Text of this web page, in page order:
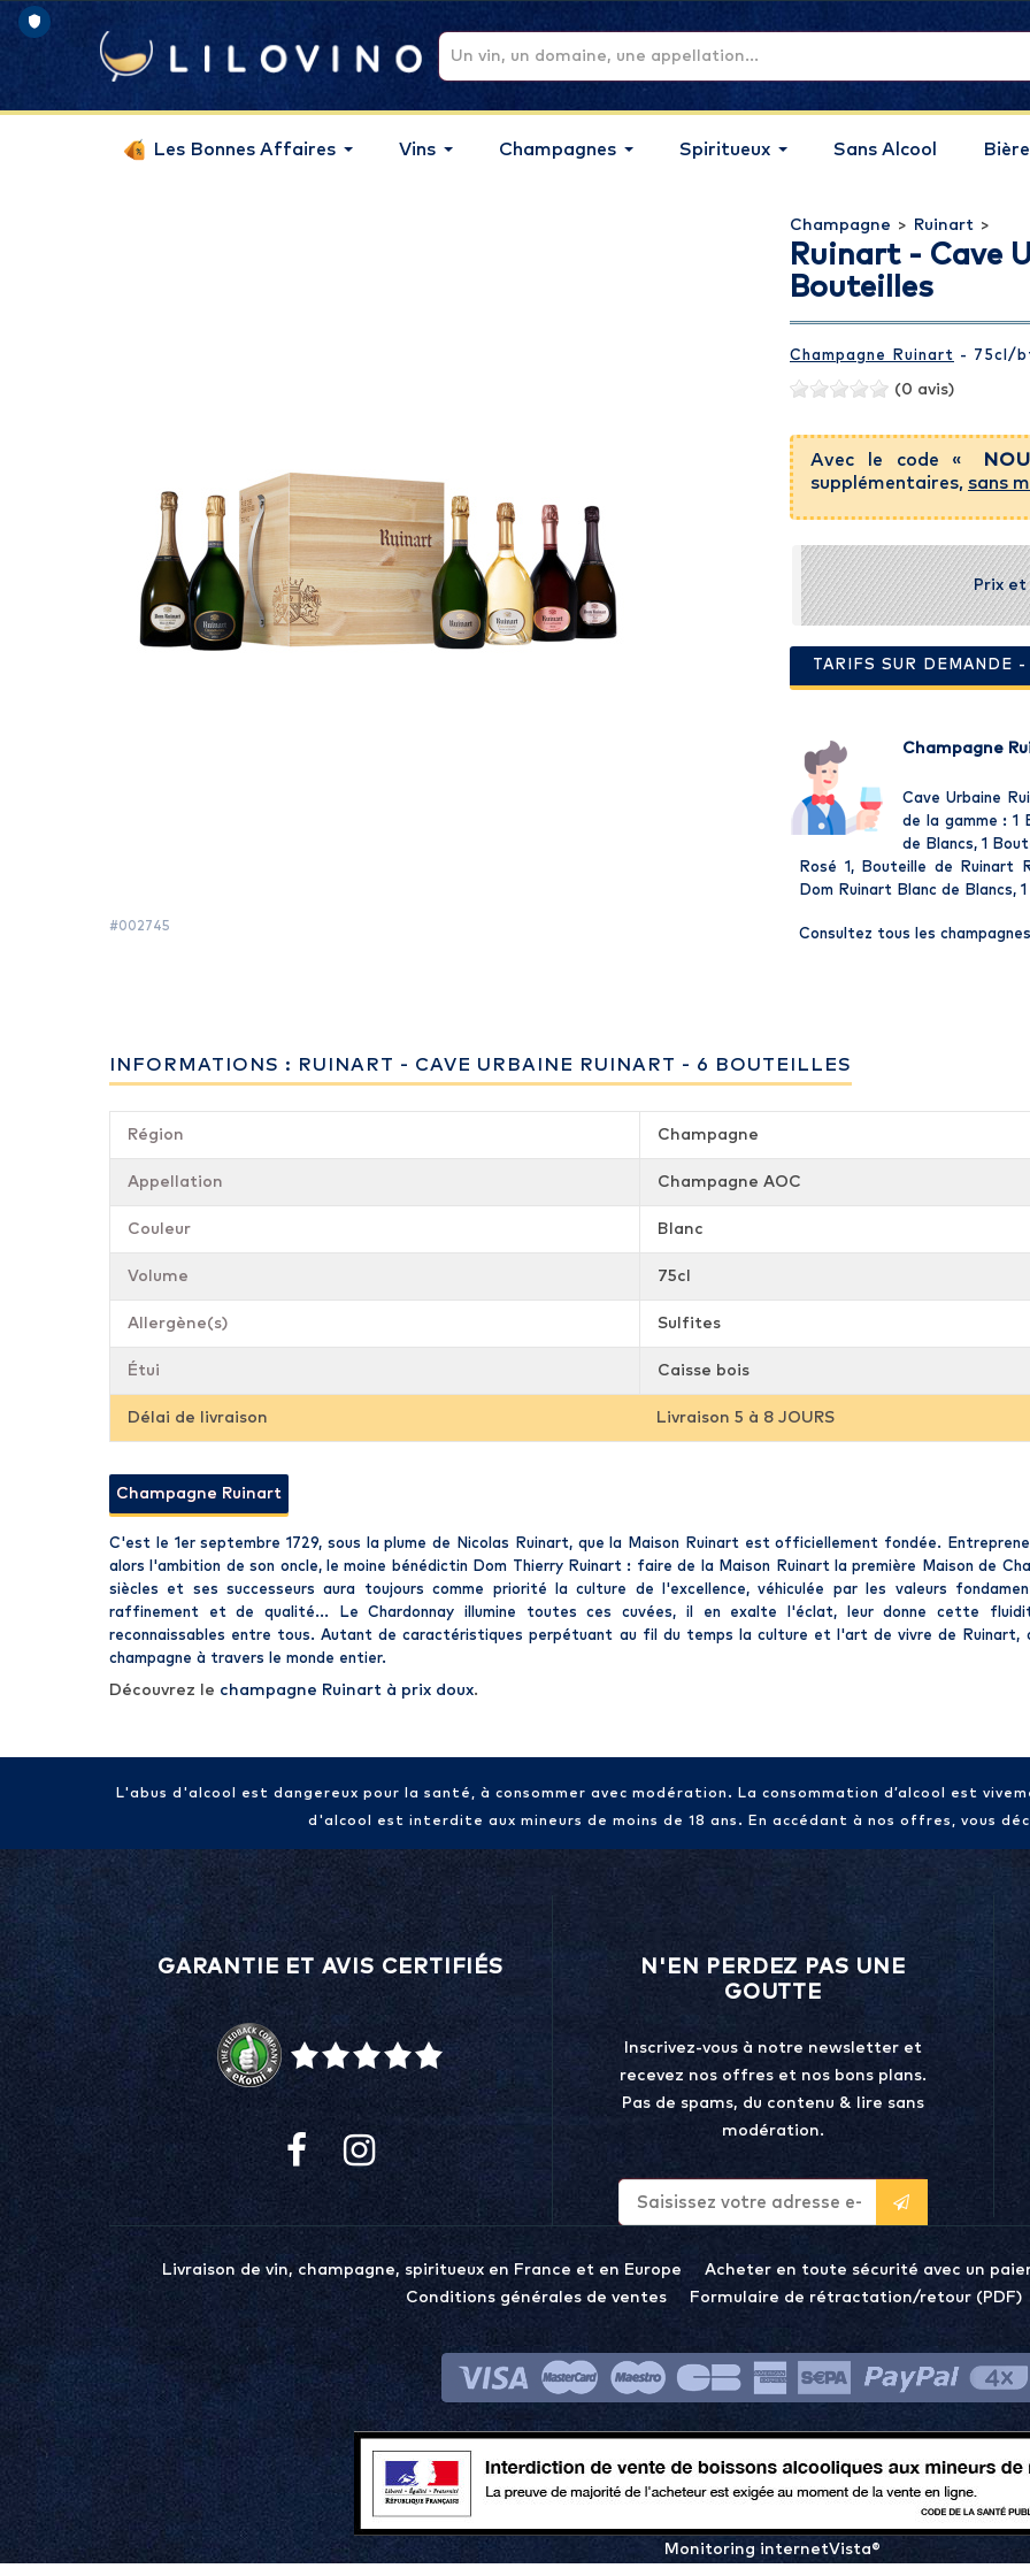
Les Bonnes Affaires Vins Champagnes Spiritueux Sans Alcool
#002745
Champagne > Ruinart >
Ruinart - Cave
Bouteilles
Champagne Ruinart - 75cl /
(0 avis)
Avec le code «
supplémentaires, sans
Prix et
TARIFS SUR DEMANDE
Champagne
Cave Urbaine
de la gamme : 1
de Blancs, 1
Rosé 1, Bouteille de Ruinart
Dom Ruinart Blanc de Blancs,
Consultez tous les
INFORMATIONS : RUINART - CAVE URBAINE RUINART - 6 BOUTEILLES
Région Champagne
Appellation Champagne AOC
Couleur Blanc
Volume 75cl
Allergène(s) Sulfites
Étui Caisse bois
Délai de livraison Livraison 5 à 8 JOURS
Champagne Ruinart
C'est le 1er septembre 1729, sous la plume de Nicolas Ruinart, que la Maison Ruinartest officiellement fondée.
alors l'ambition de son oncle, le moine bénédictin Dom Thierry Ruinart : faire de la Maison Ruinartla première Maisonde
siècles et ses successeurs aura toujours comme priorité la culture de l'excellence, véhiculée par les valeurs
raffinement et de qualité... Le Chardonnay illumine toutes ces cuvées, il en exalte l'éclat, leur donne cette
reconnaissables entre tous. Autant de caractéristiques perpétuant au fil du temps la culture et l'art de vivre de Ruinart,
champagne à travers le monde entier.
Découvrez le champagne Ruinart à prix doux.
L'abus d'alcool est dangereux pour la santé, à consommer avec modération. La consommation d’alcool est
d'alcool est interdite aux mineurs de moins de 18 ans. En accédant à nos offres, vous
GARANTIE ET AVIS CERTIFIÉS
N'EN PERDEZ PAS UNE
GOUTTE
Inscrivez-vous à notre newsletter et
recevez nos offres et nos bons plans.
Pas de spams, du contenu & lire sans
modération.
Livraison de vin, champagne, spiritueux en France et en Europe Acheter en toute sécurité avec un
Conditions générales de ventes
Formulaire de rétractation/retour (PDF)
Monitoring internetVista®